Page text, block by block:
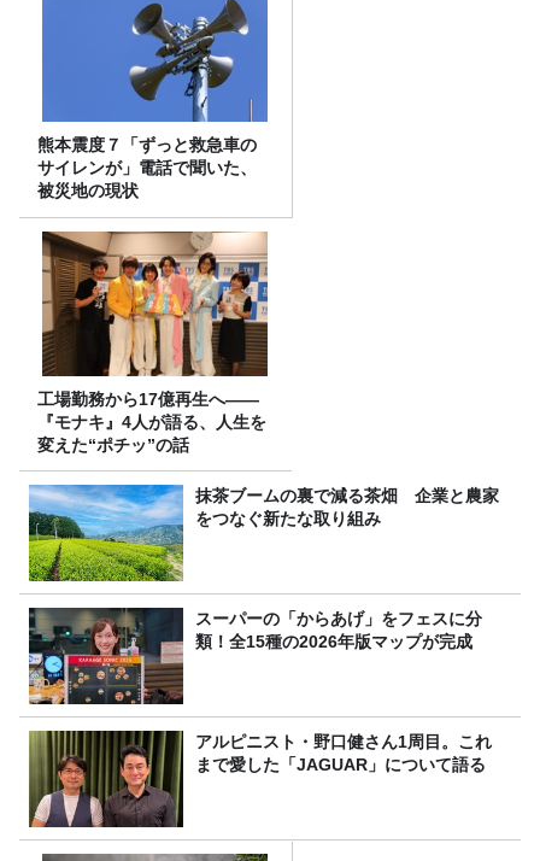
熊本震度７「ずっと救急車の
サイレンが」電話で聞いた、
被災地の現状
工場勤務から17億再生へ——
『モナキ』4人が語る、人生を
変えた“ポチッ”の話
抹茶ブームの裏で減る茶畑 企業と農家
をつなぐ新たな取り組み
スーパーの「からあげ」をフェスに分
類！全15種の2026年版マップが完成
アルピニスト・野口健さん1周目。これ
まで愛した「JAGUAR」について語る